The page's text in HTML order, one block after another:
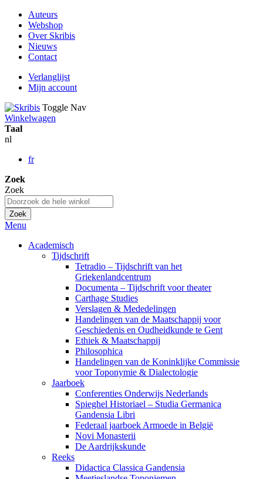
Auteurs
Webshop
Over Skribis
Nieuws
Contact
Verlanglijst
Mijn account
Toggle Nav
Winkelwagen
Taal
nl
fr
Zoek
Zoek
Zoek
Menu
Academisch
Tijdschrift
Tetradio – Tijdschrift van het
Griekenlandcentrum
Documenta – Tijdschrift voor theater
Carthage Studies
Verslagen & Mededelingen
Handelingen van de Maatschappij voor
Geschiedenis en Oudheidkunde te Gent
Ethiek & Maatschappij
Philosophica
Handelingen van de Koninklijke Commissie
voor Toponymie & Dialectologie
Jaarboek
Conferenties Onderwijs Nederlands
Spieghel Historiael – Studia Germanica
Gandensia Libri
Federaal jaarboek Armoede in België
Novi Monasterii
De Aardrijkskunde
Reeks
Didactica Classica Gandensia